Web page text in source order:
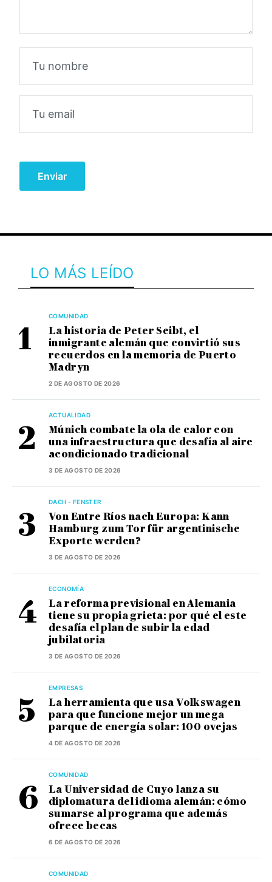
LO MÁS LEÍDO
COMUNIDAD
La historia de Peter Seibt, el
inmigrante alemán que convirtió sus
recuerdos en la memoria de Puerto
Madryn
2 DE AGOSTO DE 2026
ACTUALIDAD
Múnich combate la ola de calor con
una infraestructura que desafía al aire
acondicionado tradicional
3 DE AGOSTO DE 2026
DACH - FENSTER
Von Entre Ríos nach Europa: Kann
Hamburg zum Tor für argentinische
Exporte werden?
3 DE AGOSTO DE 2026
ECONOMÍA
La reforma previsional en Alemania
tiene su propia grieta: por qué el este
desafía el plan de subir la edad
jubilatoria
3 DE AGOSTO DE 2026
EMPRESAS
La herramienta que usa Volkswagen
para que funcione mejor un mega
parque de energía solar: 100 ovejas
4 DE AGOSTO DE 2026
COMUNIDAD
La Universidad de Cuyo lanza su
diplomatura del idioma alemán: cómo
sumarse al programa que además
ofrece becas
6 DE AGOSTO DE 2026
COMUNIDAD